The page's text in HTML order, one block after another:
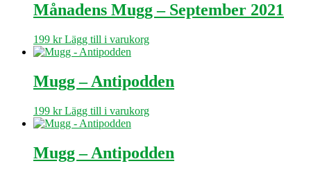
Månadens Mugg – September 2021
199 kr Lägg till i varukorg
Mugg – Antipodden
199 kr Lägg till i varukorg
Mugg – Antipodden